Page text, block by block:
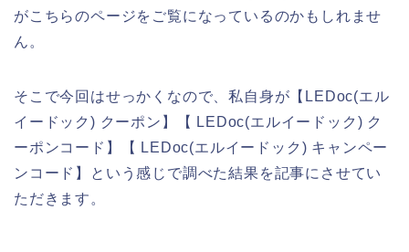
がこちらのページをご覧になっているのかもしれませ
ん。
そこで今回はせっかくなので、私自身が【LEDoc(エル
イードック) クーポン】【 LEDoc(エルイードック) ク
ーポンコード】【 LEDoc(エルイードック) キャンペー
ンコード】という感じで調べた結果を記事にさせてい
ただきます。